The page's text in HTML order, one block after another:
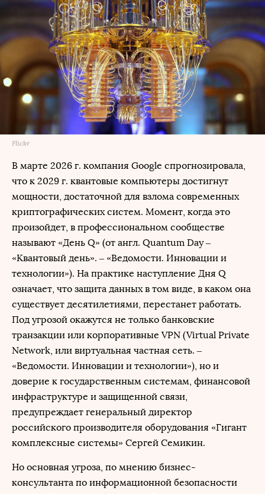
Flickr
В марте 2026 г. компания Google спрогнозировала,
что к 2029 г. квантовые компьютеры достигнут
мощности, достаточной для взлома современных
криптографических систем. Момент, когда это
произойдет, в профессиональном сообществе
называют «День Q» (от англ. Quantum Day –
«Квантовый день». – «Ведомости. Инновации и
технологии»). На практике наступление Дня Q
означает, что защита данных в том виде, в каком она
существует десятилетиями, перестанет работать.
Под угрозой окажутся не только банковские
транзакции или корпоративные VPN (Virtual Private
Network, или виртуальная частная сеть. –
«Ведомости. Инновации и технологии»), но и
доверие к государственным системам, финансовой
инфраструктуре и защищенной связи,
предупреждает генеральный директор
российского производителя оборудования «Гигант
комплексные системы» Сергей Семикин.
Но основная угроза, по мнению бизнес-
консультанта по информационной безопасности